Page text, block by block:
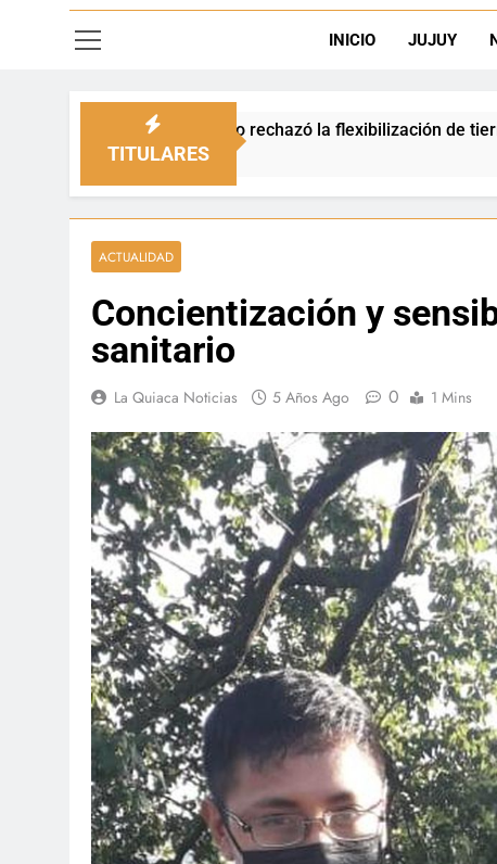
INICIO JUJUY
TITULARES
la flexibilización de tierras en zonas de frontera
ACTUALIDAD
Concientización y
sanitario
La Quiaca Noticias 5 Años Ago 0 1 Mins